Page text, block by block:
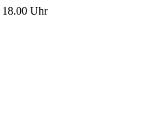
18.00 Uhr